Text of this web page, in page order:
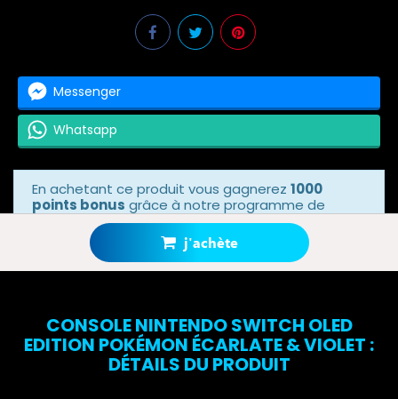
j'achète
Messenger
Whatsapp
En achetant ce produit vous gagnerez 1000
points bonus grâce à notre programme de
fidélité. Votre panier totalisera1000 points
CONSOLE NINTENDO SWITCH OLED
EDITION POKÉMON ÉCARLATE & VIOLET :
DÉTAILS DU PRODUIT